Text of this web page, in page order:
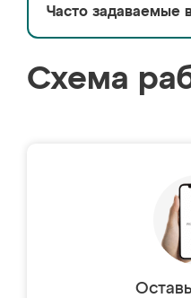
Часто задаваемые
Схема